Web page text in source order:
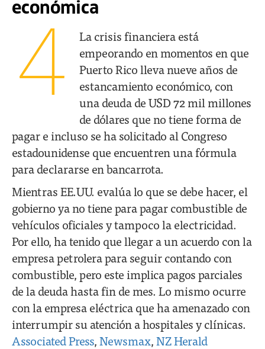
económica
4
La crisis financiera está
empeorando en momentos en que
Puerto Rico lleva nueve años de
estancamiento económico, con
una deuda de USD 72 mil millones
de dólares que no tiene forma de
pagar e incluso se ha solicitado al Congreso
estadounidense que encuentren una fórmula
para declararse en bancarrota.
Mientras EE.UU. evalúa lo que se debe hacer, el
gobierno ya no tiene para pagar combustible de
vehículos oficiales y tampoco la electricidad.
Por ello, ha tenido que llegar a un acuerdo con la
empresa petrolera para seguir contando con
combustible, pero este implica pagos parciales
de la deuda hasta fin de mes. Lo mismo ocurre
con la empresa eléctrica que ha amenazado con
interrumpir su atención a hospitales y clínicas.
Associated Press,Newsmax,NZ Herald